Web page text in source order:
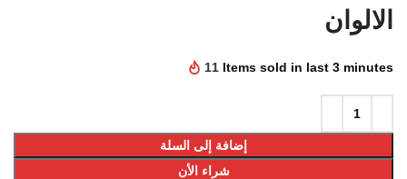
الالوان
11 Items sold in last 3 minutes
إضافة إلى السلة
شراء الأن